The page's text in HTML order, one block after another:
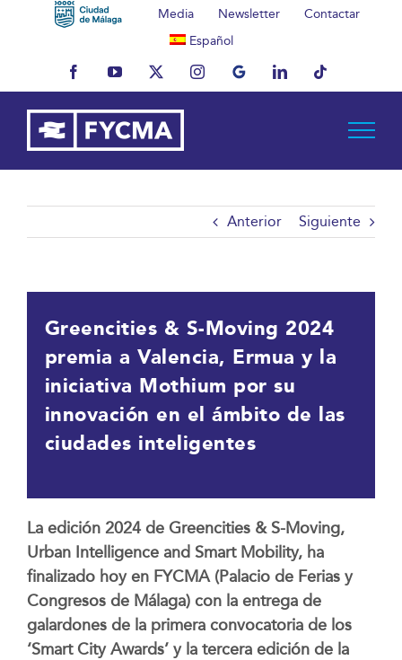
Media Newsletter
Contactar
Español
FacebookYouTubeX InstagramMyBusinessLinkedInTiktok
Anterior Siguiente
Greencities & S-Moving 2024
premia a Valencia, Ermua y la
iniciativa Mothium por su
innovación en el ámbito de las
ciudades inteligentes
La edición 2024 de Greencities & S-Moving,
Urban Intelligence and Smart Mobility, ha
finalizado hoy en FYCMA (Palacio de Ferias y
Congresos de Málaga) con la entrega de
galardones de la primera convocatoria de los
‘Smart City Awards’ y la tercera edición de la